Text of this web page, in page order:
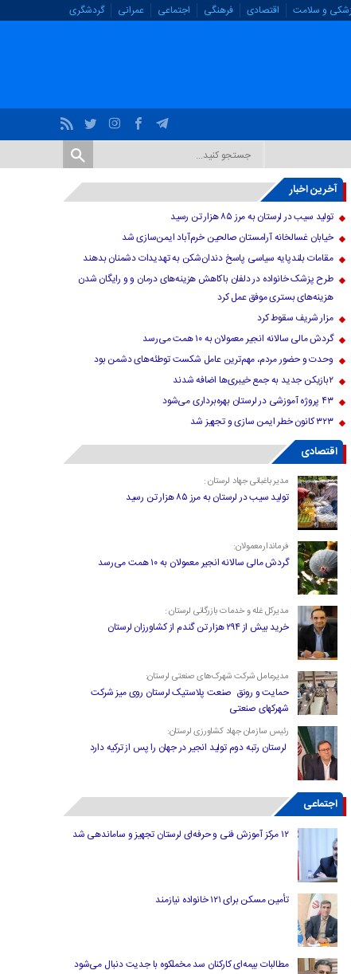
و سلامت اقتصادی فرهنگی اجتماعی عمرانی گردشگری
آخرین اخبار
تولید سیب در لرستان به مرز ۸۵ هزار تن رسید
خیابان غسالخانه آرامستان صالحین خرم‌آباد ایمن‌سازی شد
مقامات بلندپایه سیاسی پاسخ دندان‌شکن به تهدیدات دشمنان بدهند
طرح پزشک خانواده در دلفان باکاهش هزینه‌های درمان و و رایگان شدن
هزینه‌های بستری موفق عمل کرد
مزار شریف سقوط کرد
گردش مالی سالانه انجیر معمولان به ۱۰ همت می‌رسد
وحدت و حضور مردم، مهم‌ترین عامل شکست توطئه‌های دشمن بود
۲بازیکن جدید به جمع خیبری‌ها اضافه شدند
۴۳ پروژه آموزشی در لرستان بهره‌برداری می‌شود
۳۲۳ کانون خطر ایمن سازی و تجهیز شد
اقتصادی
مدیر باغبانی جهاد لرستان :
تولید سیب در لرستان به مرز ۸۵ هزار تن رسید
فرماندارمعمولان:
گردش مالی سالانه انجیر معمولان به ۱۰ همت می‌رسد
مدیرکل غله و خدمات بازرگانی لرستان :
خرید بیش از ۲۹۴ هزار تن گندم از کشاورزان لرستان
مدیرعامل شرکت شهرک‌های صنعتی لرستان:
حمایت و رونق صنعت پلاستیک لرستان روی میز شرکت
شهرکهای صنعتی
رئیس سازمان جهاد کشاورزی لرستان:
لرستان رتبه دوم تولید انجیر در جهان را پس از ترکیه دارد
اجتماعی
۱۲ مرکز آموزش فنی و حرفه‌ای لرستان تجهیز و ساماندهی شد
تأمین مسکن برای ۱۲۱ خانواده نیازمند
مطالبات بیمه‌ای کارکنان سد مخملکوه با جدیت دنبال می‌شود